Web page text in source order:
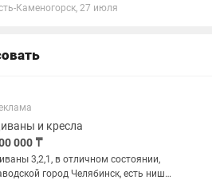
Астана, Караганда, Жезказган,
Каменогорск, 27 июля
и кресла
000 ₸
3,2,1, в отличном состоянии,
город Челябинск, есть ниша